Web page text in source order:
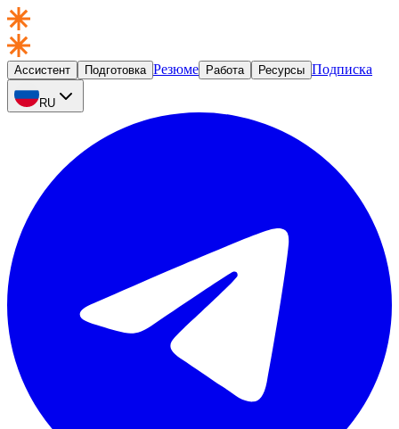
Ассистент Подготовка Резюме Работа Ресурсы Подписка
RU